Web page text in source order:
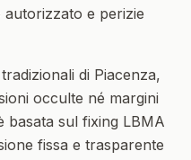
e perizie
di Piacenza,
occulte né margini
basata sul fixing LBMA
fissa e trasparente